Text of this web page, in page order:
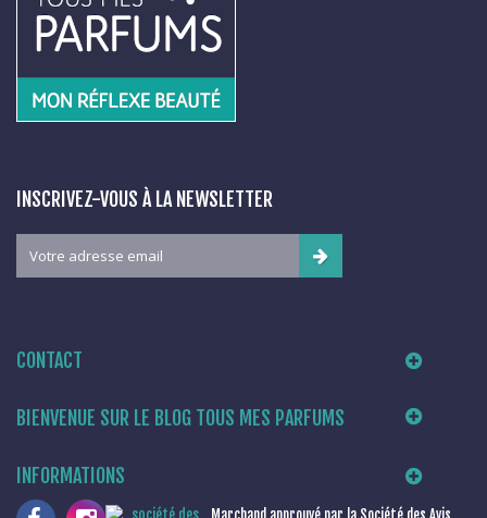
INSCRIVEZ-VOUS À LA NEWSLETTER
CONTACT
BIENVENUE SUR LE BLOG TOUS MES PARFUMS
INFORMATIONS